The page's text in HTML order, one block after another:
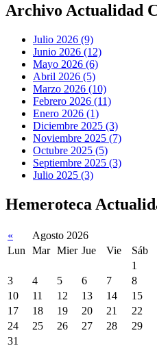
Archivo Actualidad
Julio 2026 (9)
Junio 2026 (12)
Mayo 2026 (6)
Abril 2026 (5)
Marzo 2026 (10)
Febrero 2026 (11)
Enero 2026 (1)
Diciembre 2025 (3)
Noviembre 2025 (7)
Octubre 2025 (5)
Septiembre 2025 (3)
Julio 2025 (3)
Hemeroteca
« Agosto 2026
Lun
Mar Mier Jue Vie Sáb
1
3
4 5 6 7 8
10
11 12 13 14 15
17
18 19 20 21 22
24
25 26 27 28 29
31